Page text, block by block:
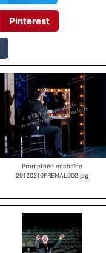
Pinterest
Prométhée enchaîné
20120210PRENAL002.jpg